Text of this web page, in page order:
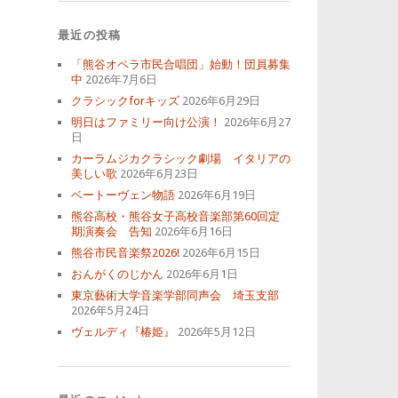
最近の投稿
「熊谷オペラ市民合唱団」始動！団員募集
中 2026年7月6日
クラシックforキッズ 2026年6月29日
明日はファミリー向け公演！ 2026年6月27
日
カーラムジカクラシック劇場 イタリアの
美しい歌 2026年6月23日
ベートーヴェン物語 2026年6月19日
熊谷高校・熊谷女子高校音楽部第60回定
期演奏会 告知 2026年6月16日
熊谷市民音楽祭2026! 2026年6月15日
おんがくのじかん 2026年6月1日
東京藝術大学音楽学部同声会 埼玉支部
2026年5月24日
ヴェルディ『椿姫』
2026年5月12日